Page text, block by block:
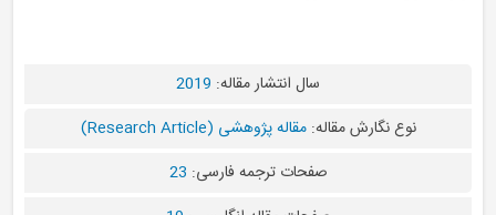
سال انتشار مقاله:2019
نوع نگارش مقاله:مقاله پژوهشی (Research Article)
صفحات ترجمه فارسی:23